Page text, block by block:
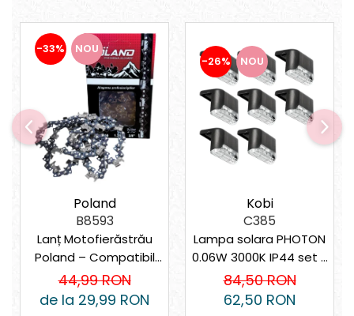
-33% NOU
Poland
B8593
Lanț Motofierăstrău
Poland – Compatibil
universal
44,99 RON
de la 29,99 RON
-26% NOU
Kobi
C385
Lampa solara PHOTON
0.06W 3000K IP44 set 8
bucati
84,50 RON
62,50 RON